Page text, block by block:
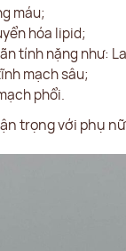
máu;
hóa lipid;
tính nặng như:
mạch sâu;
phổi.
trọng với phụ